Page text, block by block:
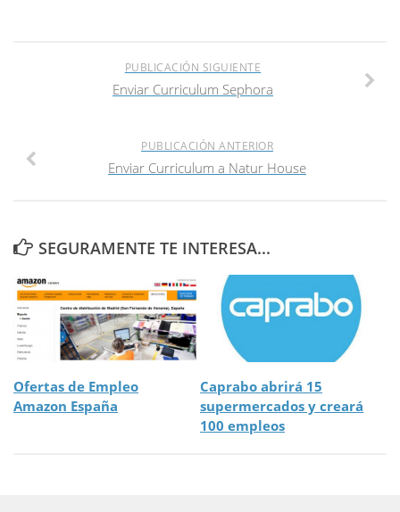
PUBLICACIÓN SIGUIENTE
Enviar Curriculum Sephora
PUBLICACIÓN ANTERIOR
Enviar Curriculum a Natur House
SEGURAMENTE TE INTERESA...
Ofertas de Empleo
Amazon España
Caprabo abrirá 15
supermercados y creará
100 empleos